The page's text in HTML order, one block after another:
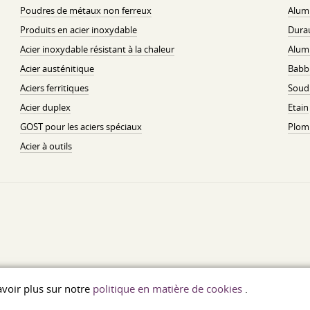
plus sur notre politique en matière de cookies .
Poudres de métaux non ferreux
Produits en acier inoxydable
Acier inoxydable résistant à la chaleur
Acier austénitique
Aciers ferritiques
Acier duplex
GOST pour les aciers spéciaux
Acier à outils
Etain